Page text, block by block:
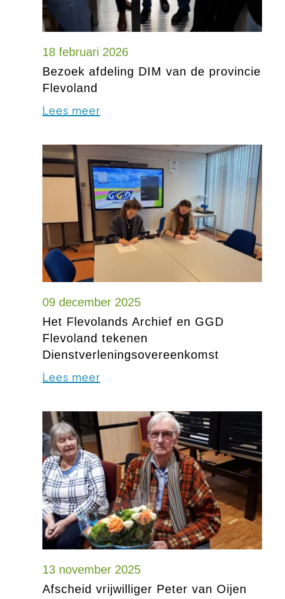
18 februari 2026
Bezoek afdeling DIM van de provincie
Flevoland
Lees meer
09 december 2025
Het Flevolands Archief en GGD
Flevoland tekenen
Dienstverleningsovereenkomst
Lees meer
13 november 2025
Afscheid vrijwilliger Peter van Oijen